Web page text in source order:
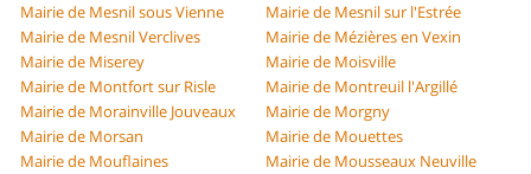
Mairie de Mesnil sous Vienne
Mairie de Mesnil sur l'Estrée
Mairie de Mesnil Verclives
Mairie de Mézières en Vexin
Mairie de Miserey
Mairie de Moisville
Mairie de Montfort sur Risle
Mairie de Montreuil l'Argillé
Mairie de Morainville Jouveaux
Mairie de Morgny
Mairie de Morsan
Mairie de Mouettes
Mairie de Mouflaines
Mairie de Mousseaux Neuville